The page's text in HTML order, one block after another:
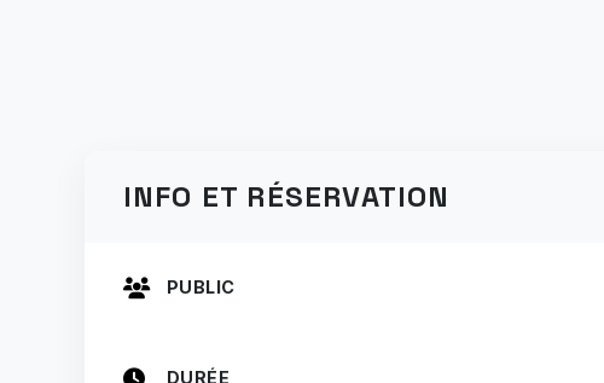
INFO ET RÉSERVATION
PUBLIC
DURÉE